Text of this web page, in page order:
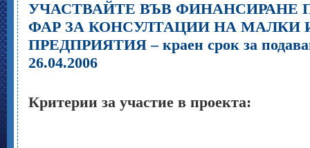
УЧАСТВАЙТЕ ВЪВ ФИНАНСИРАНЕ
ФАР ЗА КОНСУЛТАЦИИ НА МАЛКИ
ПРЕДПРИЯТИЯ – краен срок за
26.04.2006
Критерии за участие в проекта: